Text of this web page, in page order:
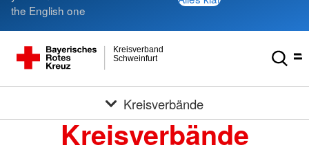
the English one
Schweinfurt
Kreisverband
Kreisverbände
Kreisverbände